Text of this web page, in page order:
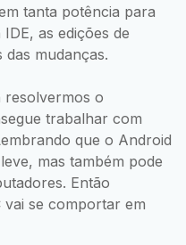
tanta potência para
as edições de
das mudanças.
resolvermos o
trabalhar com
que o Android
mas também pode
Então
se comportar em